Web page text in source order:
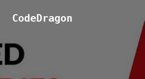
CodeDragon